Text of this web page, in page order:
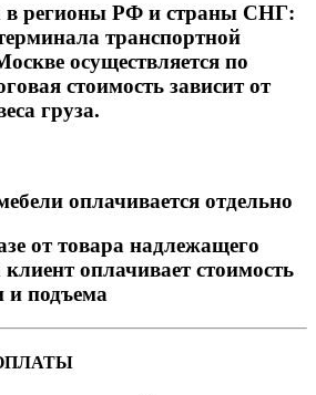
в регионы РФ и страны СНГ:
транспортной
осуществляется по
стоимость зависит от
груза.
оплачивается отдельно
от товара надлежащего
клиент оплачивает стоимость
и подъема